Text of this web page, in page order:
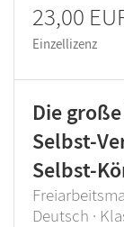
23,00
Einzellizenz
Die
Selbst-
Selbst-
Deutsch ·